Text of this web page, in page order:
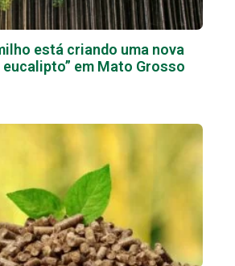
está criando uma nova
em Mato Grosso